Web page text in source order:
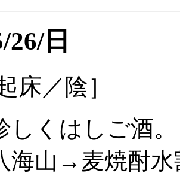
26/日
床／陰］
しくはしご酒
山→麦焼酎水